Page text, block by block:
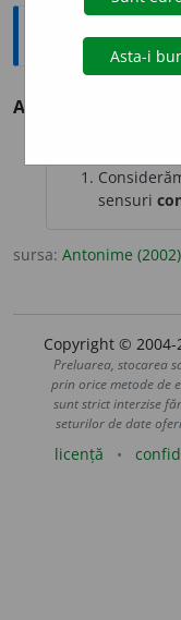
Antonime
Azi
sensuri
sursa: Antonime (2002)
Copyright ©
Preluarea, stocarea
prin orice metode de
sunt strict interzise
seturilor de date
licență